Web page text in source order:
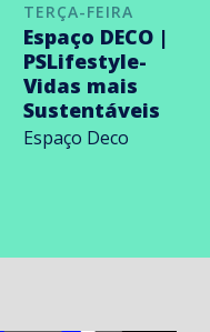
TERÇA-FEIRA
Espaço DECO |
PSLifestyle-
Vidas mais
Sustentáveis
Espaço Deco